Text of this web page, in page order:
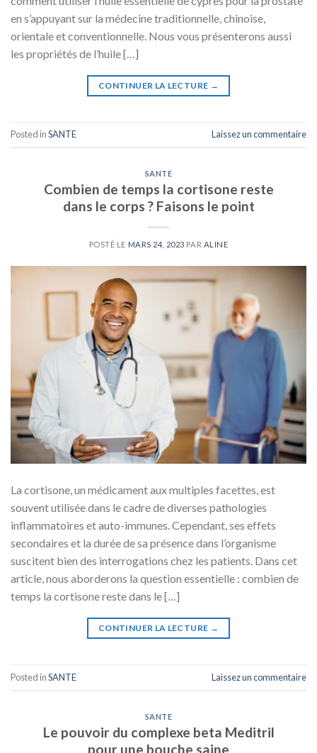
en s’appuyant sur la médecine traditionnelle, chinoise,
orientale et conventionnelle. Nous vous présenterons aussi
les propriétés de l’huile […]
CONTINUER LA LECTURE →
Posted inSANTE Laissez un commentaire
SANTE
Combien de temps la cortisone reste
dans le corps ? Faisons le point
POSTÉ LE MARS 24, 2023 PAR ALINE
La cortisone, un médicament aux multiples facettes, est
souvent utilisée dans le cadre de diverses pathologies
inflammatoires et auto-immunes. Cependant, ses effets
secondaires et la durée de sa présence dans l’organisme
suscitent bien des interrogations chez les patients. Dans cet
article, nous aborderons la question essentielle : combien de
temps la cortisone reste dans le […]
CONTINUER LA LECTURE →
Posted inSANTE Laissez un commentaire
SANTE
Le pouvoir du complexe beta Meditril
pour une bouche saine